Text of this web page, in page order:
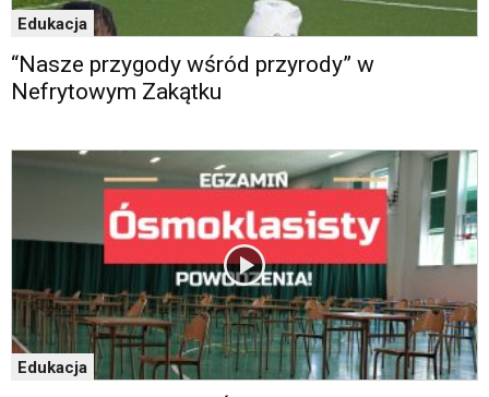
w
dedykowane
skróty
klawiaturowe
przyjęte
danej
Edukacja
“Nasze przygody wśród przyrody” w
Nefrytowym Zakątku
Edukacja